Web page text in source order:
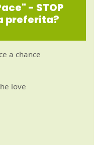
- STOP
preferita?
a chance
love